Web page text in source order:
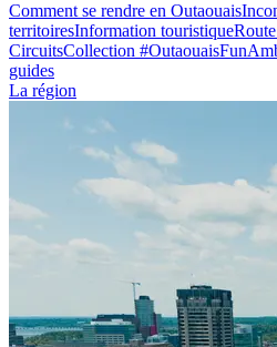
Comment se rendre en Outaouais
territoiresInformation touristique
CircuitsCollection #OutaouaisFun
guides
La région